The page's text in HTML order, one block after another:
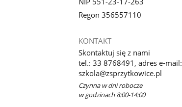
Regon 356557110
KONTAKT
Skontaktuj się z nami
tel.: 33 8768491, adres e-mail:
szkola@zsprzytkowice.pl
Czynna w dni robocze
w godzinach 8:00-14:00